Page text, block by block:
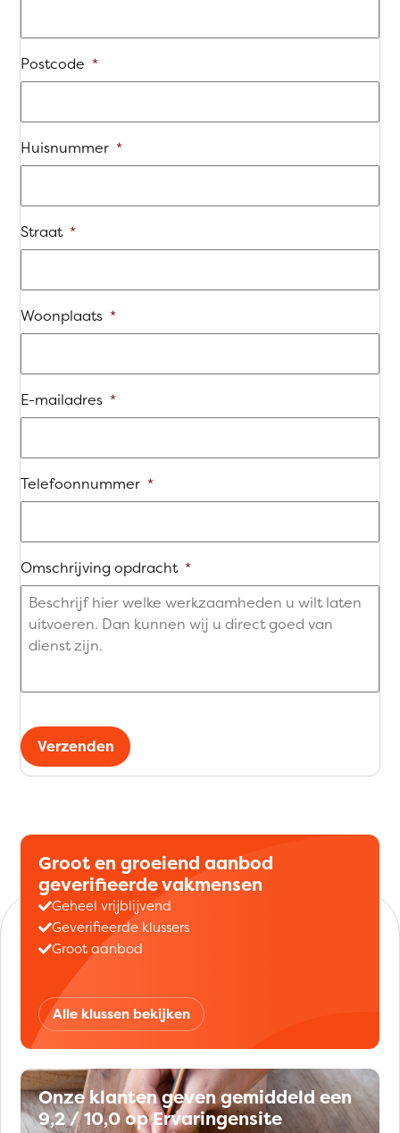
Postcode *
Huisnummer *
Straat *
Woonplaats *
E-mailadres *
Telefoonnummer *
Omschrijving opdracht *
Verzenden
Groot en groeiend aanbod
geverifieerde vakmensen
Geheel vrijblijvend
Geverifieerde klussers
Groot aanbod
Alle klussen bekijken
Onze klanten geven gemiddeld een
9,2 / 10,0 op Ervaringensite